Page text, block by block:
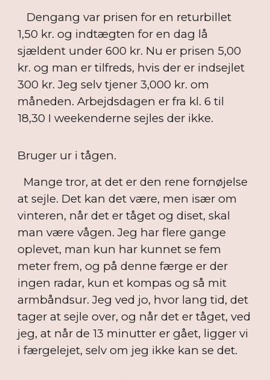
Dengang var prisen for en returbillet
1,50 kr. og indtægten for en dag lå
sjældent under 600 kr. Nu er prisen 5,00
kr. og man er tilfreds, hvis der er indsejlet
300 kr. Jeg selv tjener 3,000 kr. om
måneden. Arbejdsdagen er fra kl. 6 til
18,30 I weekenderne sejles der ikke.
Bruger ur i tågen.
Mange tror, at det er den rene fornøjelse
at sejle. Det kan det være, men især om
vinteren, når det er tåget og diset, skal
man være vågen. Jeg har flere gange
oplevet, man kun har kunnet se fem
meter frem, og på denne færge er der
ingen radar, kun et kompas og så mit
armbåndsur. Jeg ved jo, hvor lang tid, det
tager at sejle over, og når det er tåget, ved
jeg, at når de 13 minutter er gået, ligger vi
i færgelejet, selv om jeg ikke kan se det.